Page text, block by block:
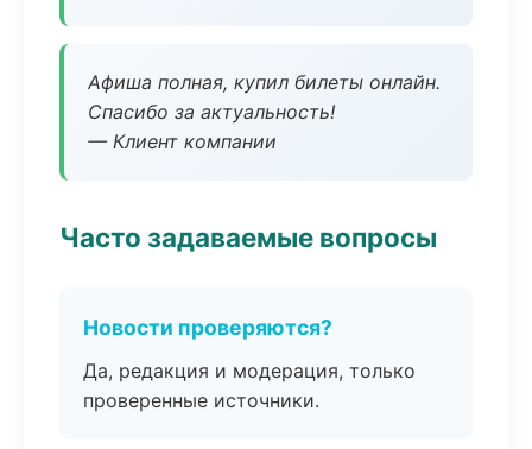
Афиша полная, купил билеты онлайн.
Спасибо за актуальность!
— Клиент компании
Часто задаваемые вопросы
Новости проверяются?
Да, редакция и модерация, только
проверенные источники.